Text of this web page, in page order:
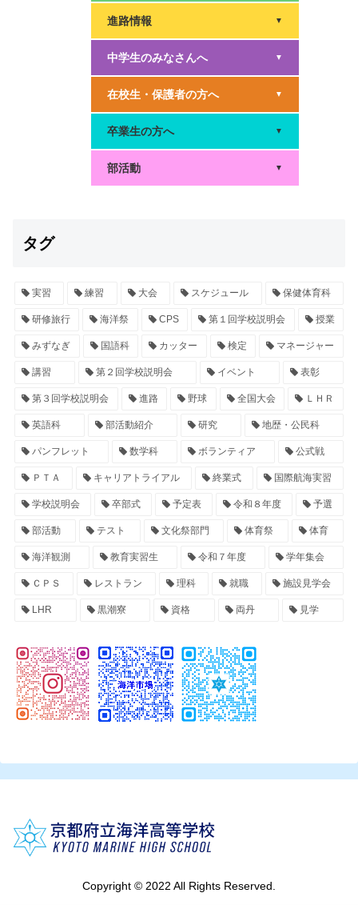
進路情報 ▼
中学生のみなさんへ ▼
在校生・保護者の方へ ▼
卒業生の方へ ▼
部活動 ▼
タグ
実習 練習 大会 スケジュール 保健体育科
研修旅行 海洋祭 CPS 第１回学校説明会 授業
みずなぎ 国語科 カッター 検定 マネージャー
講習 第２回学校説明会 イベント 表彰
第３回学校説明会 進路 野球 全国大会 ＬＨＲ
英語科 部活動紹介 研究 地歴・公民科
パンフレット 数学科 ボランティア 公式戦
ＰＴＡ キャリアトライアル 終業式 国際航海実習
学校説明会 卒部式 予定表 令和８年度 予選
部活動 テスト 文化祭部門 体育祭 体育
海洋観測 教育実習生 令和７年度 学年集会
ＣＰＳ レストラン 理科 就職 施設見学会
LHR 黒潮寮 資格 両丹 見学
Copyright © 2022 All Rights Reserved.